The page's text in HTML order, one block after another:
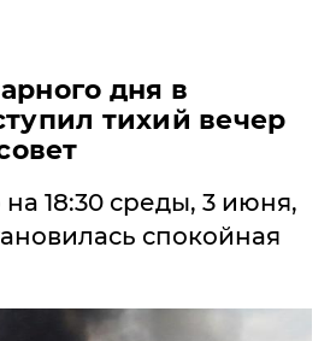
дня в
тихий вечер
18:30 среды, 3 июня,
спокойная